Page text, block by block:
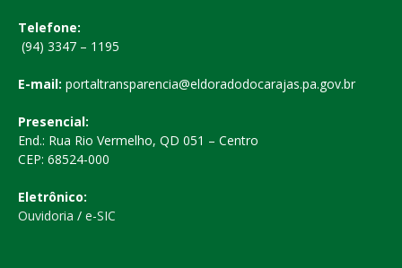
Telefone:
(94) 3347 – 1195
E-mail: portaltransparencia@eldoradodocarajas.pa.gov.br
Presencial:
End.: Rua Rio Vermelho, QD 051 – Centro
CEP: 68524-000
Eletrônico:
Ouvidoria / e-SIC